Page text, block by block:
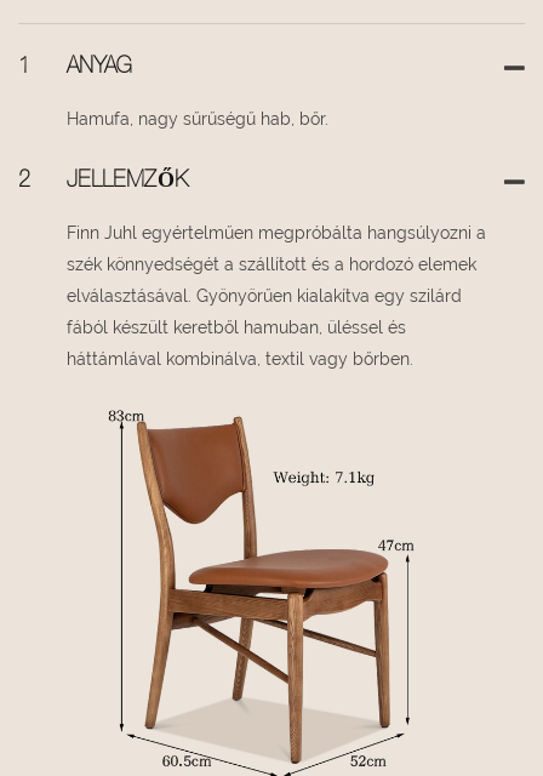
1 ANYAG
Hamufa, nagy sűrűségű hab, bőr.
2 JELLEMZŐK
Finn Juhl egyértelműen megpróbálta hangsúlyozni a
szék könnyedségét a szállított és a hordozó elemek
elválasztásával. Gyönyörűen kialakítva egy szilárd
fából készült keretből hamuban, üléssel és
háttámlával kombinálva, textil vagy bőrben.